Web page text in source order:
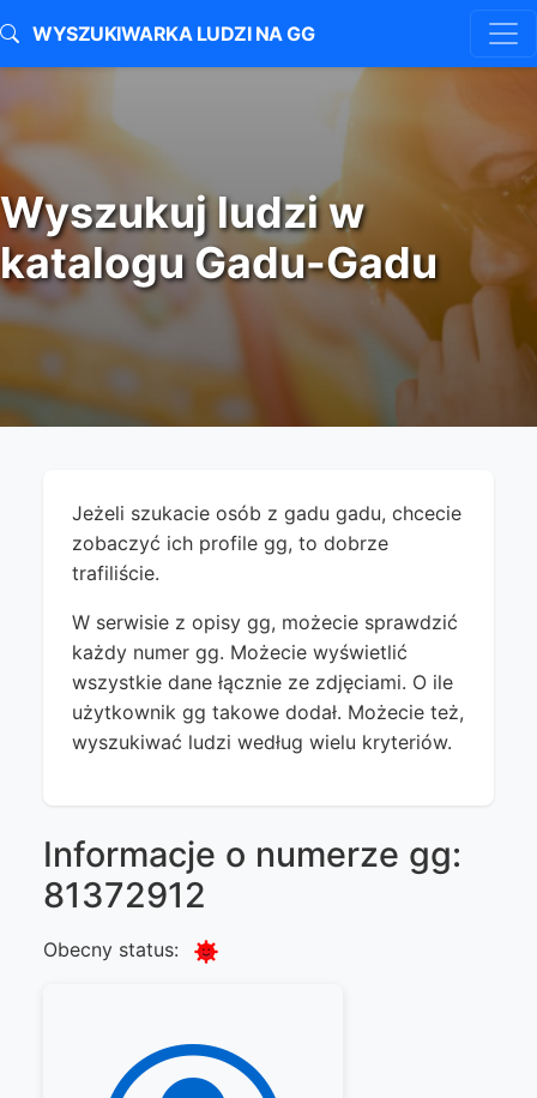
WYSZUKIWARKA LUDZI NA GG
Wyszukuj ludzi w
katalogu Gadu-Gadu
Jeżeli szukacie osób z gadu gadu, chcecie
zobaczyć ich profile gg, to dobrze
trafiliście.
W serwisie z opisy gg, możecie sprawdzić
każdy numer gg. Możecie wyświetlić
wszystkie dane łącznie ze zdjęciami. O ile
użytkownik gg takowe dodał. Możecie też,
wyszukiwać ludzi według wielu kryteriów.
Informacje o numerze gg:
81372912
Obecny status: